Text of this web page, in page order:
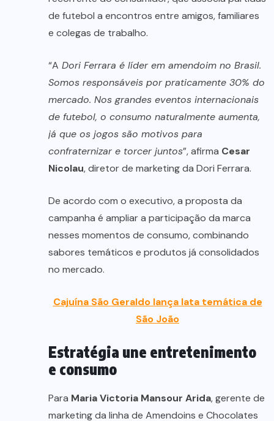
de futebol a encontros entre amigos, familiares
e colegas de trabalho.
“A Dori Ferrara é líder em amendoim no Brasil.
Somos responsáveis por praticamente 30% do
mercado. Nos grandes eventos internacionais
de futebol, o consumo naturalmente aumenta,
já que os jogos são motivos para
confraternizar e torcer juntos”, afirma Cesar
Nicolau, diretor de marketing da Dori Ferrara.
De acordo com o executivo, a proposta da
campanha é ampliar a participação da marca
nesses momentos de consumo, combinando
sabores temáticos e produtos já consolidados
no mercado.
Cajuína São Geraldo lança lata temática de
São João
Estratégia une entretenimento
e consumo
Para Maria Victoria Mansour Arida, gerente de
marketing da linha de Amendoins e Chocolates